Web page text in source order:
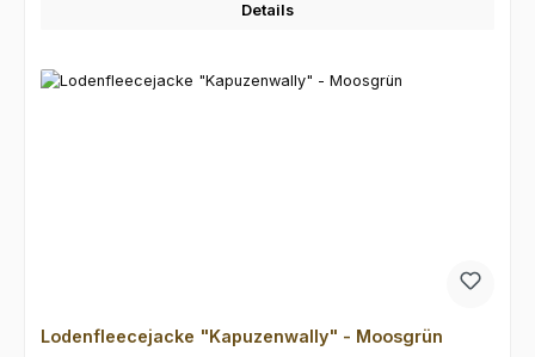
Details
Lodenfleecejacke "Kapuzenwally" - Moosgrün